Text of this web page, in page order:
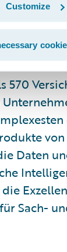
Customize
um
zu sein
570
Daten
Sach-